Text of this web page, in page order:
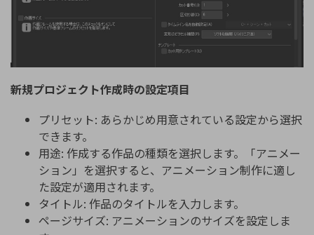
新規プロジェクト作成時の設定項目
プリセット: あらかじめ用意されている設定から選択
できます。
用途: 作成する作品の種類を選択します。「アニメー
ション」を選択すると、アニメーション制作に適し
た設定が適用されます。
タイトル: 作品のタイトルを入力します。
ページサイズ: アニメーションのサイズを設定しま